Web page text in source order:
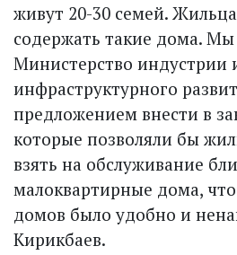
живут 20-30 семей.
содержать такие дома.
Министерство индустрии
инфраструктурного
предложением внести в
которые позволяли бы
взять на обслуживание
малоквартирные дома,
домов было удобно и
Кирикбаев.